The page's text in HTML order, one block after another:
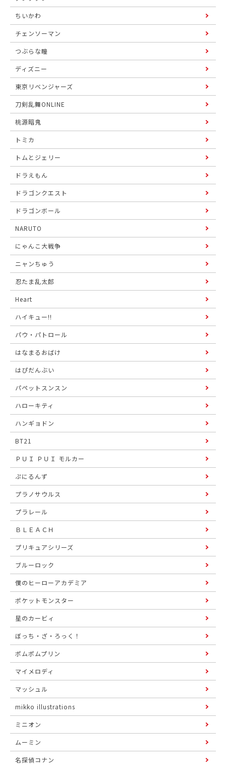
ちいかわ
チェンソーマン
つぶらな瞳
ディズニー
東京リベンジャーズ
刀剣乱舞ONLINE
桃源暗鬼
トミカ
トムとジェリー
ドラえもん
ドラゴンクエスト
ドラゴンボール
NARUTO
にゃんこ大戦争
ニャンちゅう
忍たま乱太郎
Heart
ハイキュー!!
パウ・パトロール
はなまるおばけ
はぴだんぶい
パペットスンスン
ハローキティ
ハンギョドン
BT21
ＰＵＩ ＰＵＩ モルカー
ぷにるんず
プラノサウルス
プラレール
ＢＬＥＡＣＨ
プリキュアシリーズ
ブルーロック
僕のヒーローアカデミア
ポケットモンスター
星のカービィ
ぼっち・ざ・ろっく！
ポムポムプリン
マイメロディ
マッシュル
mikko illustrations
ミニオン
ムーミン
名探偵コナン